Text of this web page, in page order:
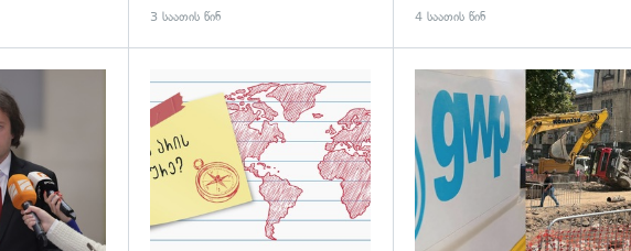
3 საათის წინ 4 საათის წინ
გადახედვა